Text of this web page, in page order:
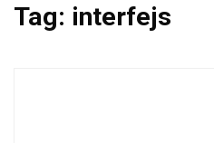
Tag: interfejs